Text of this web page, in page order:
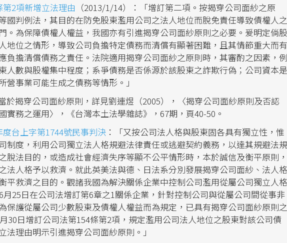
2項新增立法理由 （2013/1/14）：「增訂第二項。按揭穿公司面紗之原
國判例法，其目的在防免股東濫用公司之法人地位而脫免責任導致債權人之
。為保障債權人權益，我國亦有引進揭穿公司面紗原則之必要。爰明定倘股
地位之情形，導致公司負擔特定債務而清償有顯著困難，且其情節重大而有
負擔清償債務之責任。法院適用揭穿公司面紗之原則時，其審酌之因素，例
人數與股權集中程度；系爭債務是否係源於該股東之詐欺行偽；公司資本是
營事業可能生成之債務等情形。」
於揭穿公司面紗原則，詳見劉連煜（2005），〈揭穿公司面紗原則及否認
實務之運用〉，《台灣本土法學雜誌》，67期，頁40-50。
度台上字第1744號民事判決 ：「又按公司法人格與股東固各具有獨立性，惟
制度，利用公司獨立法人格規避法律責任或逃避契約義務，以達其規避法規
脫法目的，或造成社會經濟失序等顯不公平情形時，本於誠信及衡平原則，
法人格予以救濟。就此英美法與德、日法系分別發展揭穿公司面紗、法人格
平救濟之目的。觀諸我國為解決關係企業中控制公司濫用從屬公司獨立人格
月25日在公司法增訂第6章之1關係企業，針對控制公司與從屬公司間從事非
保護從屬公司少數股東及債權人權益而為規定，已具有揭穿公司面紗原則之
30日增訂公司法第154條第2項，規定濫用公司法人地位之股東對該公司債
法理由明示引進揭穿公司面紗原則。」